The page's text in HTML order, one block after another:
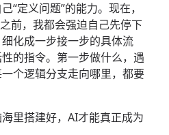
“定义问题”的能力。现在，
前，我都会强迫自己先停下
化成一步接一步的具体流
的指令。第一步做什么，遇
个逻辑分支走向哪里，都要
里搭建好，AI才能真正成为